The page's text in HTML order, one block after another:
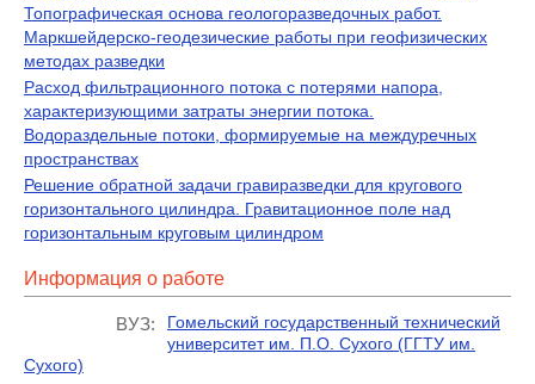
Топографическая основа геологоразведочных работ.
Маркшейдерско-геодезические работы при геофизических
методах разведки
Расход фильтрационного потока с потерями напора,
характеризующими затраты энергии потока.
Водораздельные потоки, формируемые на междуречных
пространствах
Решение обратной задачи гравиразведки для кругового
горизонтального цилиндра. Гравитационное поле над
горизонтальным круговым цилиндром
Информация о работе
ВУЗ:
Гомельский государственный технический
университет им. П.О. Сухого (ГГТУ им.
Сухого)